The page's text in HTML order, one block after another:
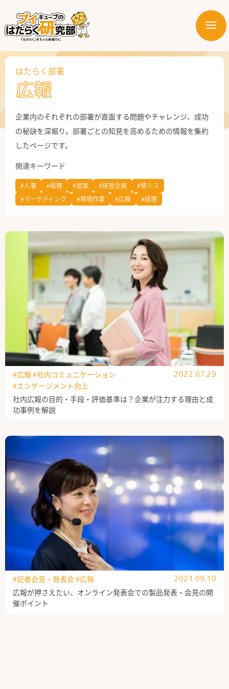
メ
ー
はたらく部署
はたらく課題
はたらく製品・サービス
公式Facebook
はたらく部署
広報
企業内のそれぞれの部署が直面する問題やチャレンジ、成功
の秘訣を深堀り。部署ごとの知見を高めるための情報を集約
したページです。
関連キーワード
#人事 #総務 #営業 #経営企画
#情シス
#マーケティング
#現場作業 #広報 #経理
社内広報の目的・手段・評価基準は？企業が注力する理由と成
功事例を解説
#広報 #社内コミュニケーション
#エンゲージメント向上
2022.07.29
広報が押さえたい、オンライン発表会での製品発表・会見の開
催ポイント
#記者会見・発表会#広報 2021.09.10